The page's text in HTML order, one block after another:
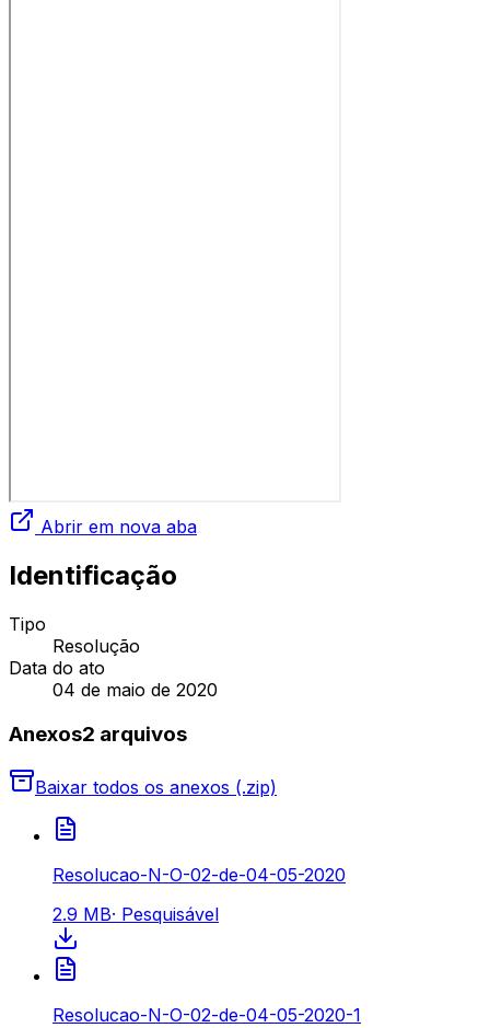
Abrir em nova aba
Identificação
Tipo
Resolução
Data do ato
04 de maio de 2020
Anexos2 arquivos
Baixar todos os anexos (.zip)
Resolucao-N-O-02-de-04-05-2020
2.9 MB· Pesquisável
Resolucao-N-O-02-de-04-05-2020-1